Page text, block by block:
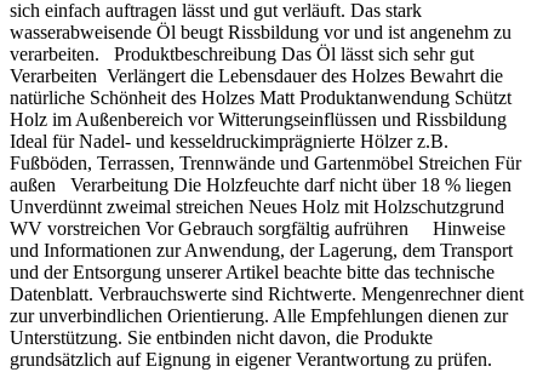
sich einfach auftragen lässt und gut verläuft. Das stark
wasserabweisende Öl beugt Rissbildung vor und ist angenehm zu
verarbeiten. Produktbeschreibung Das Öl lässt sich sehr gut
Verarbeiten Verlängert die Lebensdauer des Holzes Bewahrt die
natürliche Schönheit des Holzes Matt Produktanwendung Schützt
Holz im Außenbereich vor Witterungseinflüssen und Rissbildung
Ideal für Nadel- und kesseldruckimprägnierte Hölzer z.B.
Fußböden, Terrassen, Trennwände und Gartenmöbel Streichen Für
außen Verarbeitung Die Holzfeuchte darf nicht über 18 % liegen
Unverdünnt zweimal streichen Neues Holz mit Holzschutzgrund
WV vorstreichen Vor Gebrauch sorgfältig aufrühren Hinweise
und Informationen zur Anwendung, der Lagerung, dem Transport
und der Entsorgung unserer Artikel beachte bitte das technische
Datenblatt. Verbrauchswerte sind Richtwerte. Mengenrechner dient
zur unverbindlichen Orientierung. Alle Empfehlungen dienen zur
Unterstützung. Sie entbinden nicht davon, die Produkte
grundsätzlich auf Eignung in eigener Verantwortung zu prüfen.